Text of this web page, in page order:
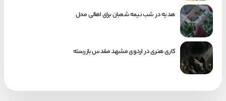
هدیه در شب نیمه شعبان برای اهالی محل
کاری هنری در اردوی مشهد مقدس بازرسته